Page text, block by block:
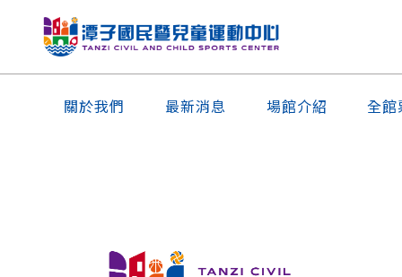
關於我們 最新消息 場館介紹 全